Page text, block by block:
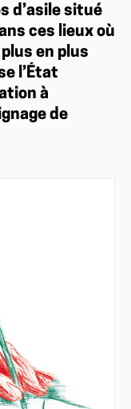
d’asile situé
ces lieux où
en plus
l’État
à
de